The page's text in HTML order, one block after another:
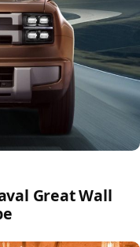
Great Wall